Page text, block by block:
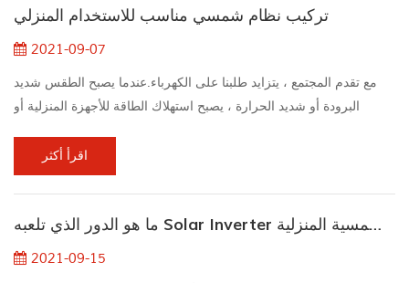
في العقود الأخير...
تركيب نظام شمسي مناسب للاستخدام المنزلي
2021-09-07
مع تقدم المجتمع ، يتزايد طلبنا على الكهرباء.عندما يصبح الطقس شديد
البرودة أو شديد الحرارة ، يصبح استهلاك الطاقة للأجهزة المنزلية أو
البديلة.لاستخدام الطاقة الشمسية ، تحتاج إلى تثبيت ملف النظام
الشمسي المنزلي. قد تعلم أن الطاقة الشمسية هي خيار جيد للبيئة
معرفة ما إذا كانت...
اقرأ أكثر
ما هو الدور الذي تلعبه Solar Inverter في نظام الطاقة الشمسية المنزلية
2021-09-15